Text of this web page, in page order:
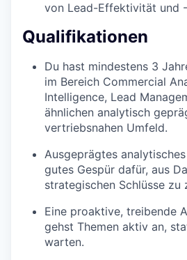
von Lead-Effektivität und
Qualifikationen
Du hast mindestens 3
im Bereich Commercial
Intelligence, Lead
ähnlichen analytisch
vertriebsnahen Umfeld.
Ausgeprägtes
gutes Gespür dafür, aus
strategischen Schlüsse zu
Eine proaktive, treibende
gehst Themen aktiv an,
warten.